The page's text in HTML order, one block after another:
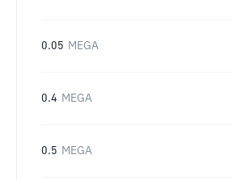
0.05 MEGA
0.4 MEGA
0.5 MEGA